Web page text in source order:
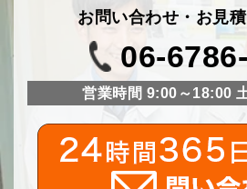
お問い合わせ・お見
06-
営業時間 9:00～18:00